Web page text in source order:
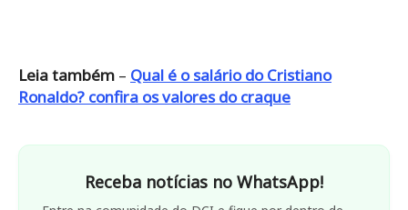
Leia também – Qual é o salário do Cristiano
Ronaldo? confira os valores do craque
Receba notícias no WhatsApp!